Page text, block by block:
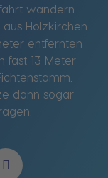
wandern
Holzkirchen
entfernten
fast 13 Meter
dann sogar